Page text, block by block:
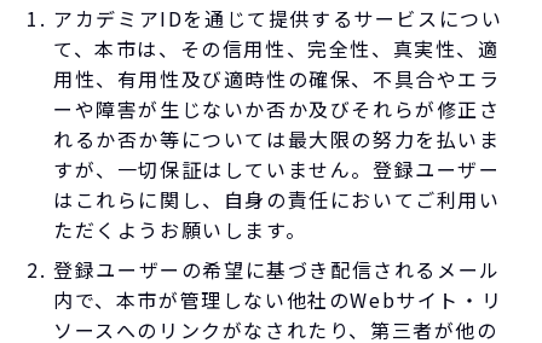
アカデミアIDを通じて提供するサービスについ
て、本市は、その信用性、完全性、真実性、適
用性、有用性及び適時性の確保、不具合やエラ
ーや障害が生じないか否か及びそれらが修正さ
れるか否か等については最大限の努力を払いま
すが、一切保証はしていません。登録ユーザー
はこれらに関し、自身の責任においてご利用い
ただくようお願いします。
登録ユーザーの希望に基づき配信されるメール
内で、本市が管理しない他社のWebサイト・リ
ソースへのリンクがなされたり、第三者が他の